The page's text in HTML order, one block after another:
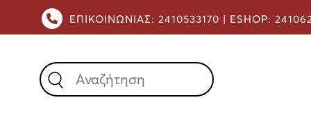
ΕΠΙΚΟΙΝΩΝΙΑΣ: 2410533170 | ESHOP: